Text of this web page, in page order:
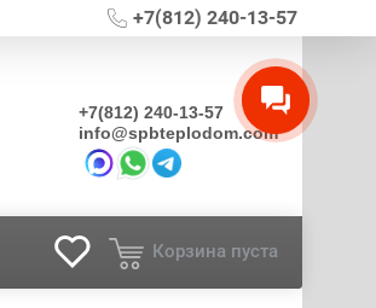
+7(812) 240-13-57
+7(812) 240-13-57
info@spbteplodom.com
Корзина пуста